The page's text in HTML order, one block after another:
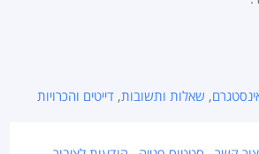
, שאלות ותשובות, דייטים והכרויות